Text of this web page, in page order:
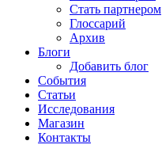
Стать партнером
Глоссарий
Архив
Блоги
Добавить блог
События
Статьи
Исследования
Магазин
Контакты